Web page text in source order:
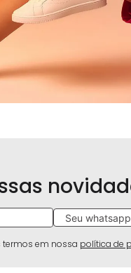
termos em nossa política de